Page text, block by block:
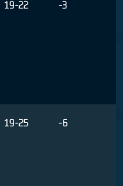
19-22 -3
19-25 -6